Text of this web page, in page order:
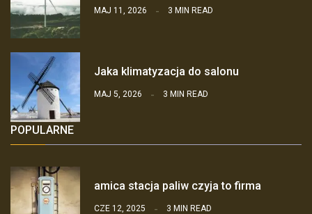
MAJ 11, 2026 3 MIN READ
Jaka klimatyzacja do salonu
MAJ 5, 2026 3 MIN READ
POPULARNE
amica stacja paliw czyja to firma
CZE 12, 2025 3 MIN READ